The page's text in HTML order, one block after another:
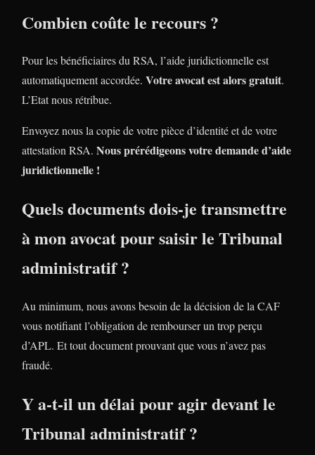
Combien coûte le recours ?
Pour les bénéficiaires du RSA, l’aide juridictionnelle est
automatiquement accordée. Votre avocat est alors gratuit.
L’Etat nous rétribue.
Envoyez nous la copie de votre pièce d’identité et de votre
attestation RSA. Nous prérédigeons votre demande d’aide
juridictionnelle !
Quels documents dois-je transmettre
à mon avocat pour saisir le Tribunal
administratif ?
Au minimum, nous avons besoin de la décision de la CAF
vous notifiant l’obligation de rembourser un trop perçu
d’APL. Et tout document prouvant que vous n’avez pas
fraudé.
Y a-t-il un délai pour agir devant le
Tribunal administratif ?